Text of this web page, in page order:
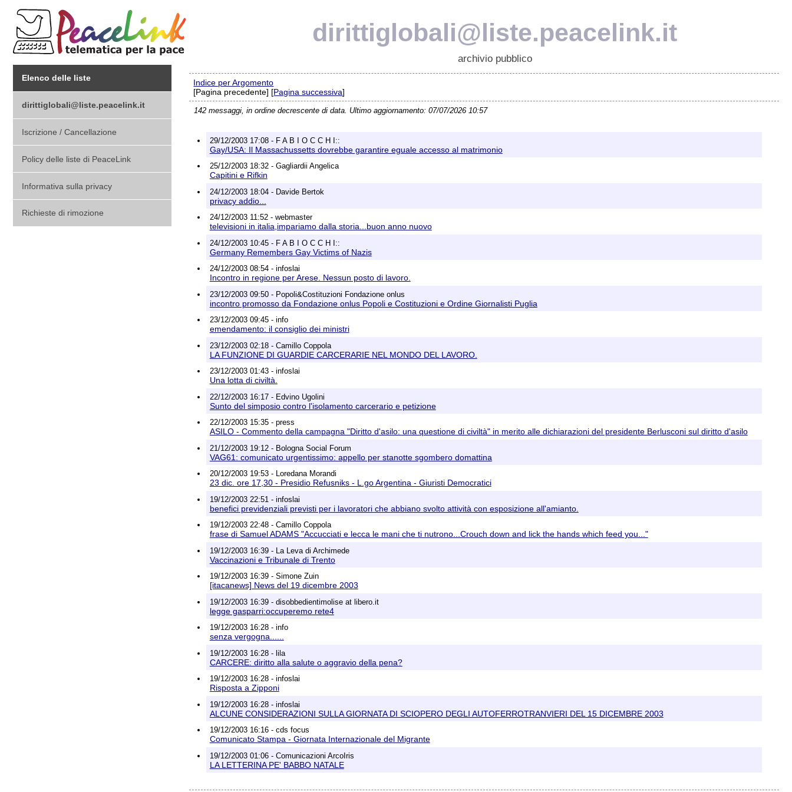
dirittiglobali@liste.peacelink.it
archivio pubblico
Elenco delle liste
dirittiglobali@liste.peacelink.it
Iscrizione / Cancellazione
Policy delle liste di PeaceLink
Informativa sulla privacy
Richieste di rimozione
Indice per Argomento
[Pagina precedente] [Pagina successiva]
142 messaggi, in ordine decrescente di data. Ultimo aggiornamento: 07/07/2026 10:57
29/12/2003 17:08 - F A B I O C C H I::
Gay/USA: Il Massachussetts dovrebbe garantire eguale accesso al matrimonio
25/12/2003 18:32 - Gagliardii Angelica
Capitini e Rifkin
24/12/2003 18:04 - Davide Bertok
privacy addio...
24/12/2003 11:52 - webmaster
televisioni in italia,impariamo dalla storia...buon anno nuovo
24/12/2003 10:45 - F A B I O C C H I::
Germany Remembers Gay Victims of Nazis
24/12/2003 08:54 - infoslai
Incontro in regione per Arese. Nessun posto di lavoro.
23/12/2003 09:50 - Popoli&Costituzioni Fondazione onlus
incontro promosso da Fondazione onlus Popoli e Costituzioni e Ordine Giornalisti Puglia
23/12/2003 09:45 - info
emendamento: il consiglio dei ministri
23/12/2003 02:18 - Camillo Coppola
LA FUNZIONE DI GUARDIE CARCERARIE NEL MONDO DEL LAVORO.
23/12/2003 01:43 - infoslai
Una lotta di civiltà.
22/12/2003 16:17 - Edvino Ugolini
Sunto del simposio contro l'isolamento carcerario e petizione
22/12/2003 15:35 - press
ASILO - Commento della campagna "Diritto d'asilo: una questione di civiltà" in merito alle dichiarazioni del presidente Berlusconi sul diritto d'asilo
21/12/2003 19:12 - Bologna Social Forum
VAG61: comunicato urgentissimo: appello per stanotte sgombero domattina
20/12/2003 19:53 - Loredana Morandi
23 dic. ore 17,30 - Presidio Refusniks - L.go Argentina - Giuristi Democratici
19/12/2003 22:51 - infoslai
benefici previdenziali previsti per i lavoratori che abbiano svolto attività con esposizione all'amianto.
19/12/2003 22:48 - Camillo Coppola
frase di Samuel ADAMS "Accucciati e lecca le mani che ti nutrono...Crouch down and lick the hands which feed you..."
19/12/2003 16:39 - La Leva di Archimede
Vaccinazioni e Tribunale di Trento
19/12/2003 16:39 - Simone Zuin
[itacanews] News del 19 dicembre 2003
19/12/2003 16:39 - disobbedientimolise at libero.it
legge gasparri:occuperemo rete4
19/12/2003 16:28 - info
senza vergogna......
19/12/2003 16:28 - lila
CARCERE: diritto alla salute o aggravio della pena?
19/12/2003 16:28 - infoslai
Risposta a Zipponi
19/12/2003 16:28 - infoslai
ALCUNE CONSIDERAZIONI SULLA GIORNATA DI SCIOPERO DEGLI AUTOFERROTRANVIERI DEL 15 DICEMBRE 2003
19/12/2003 16:16 - cds focus
Comunicato Stampa - Giornata Internazionale del Migrante
19/12/2003 01:06 - Comunicazioni ArcoIris
LA LETTERINA PE' BABBO NATALE